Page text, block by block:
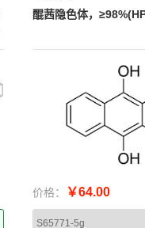
醌茜隐色体，
价格： ￥64.00